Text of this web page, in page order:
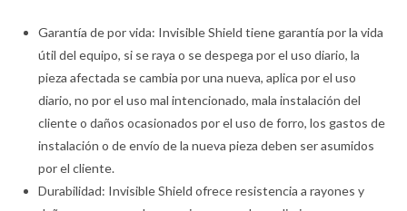
Garantía de por vida: Invisible Shield tiene garantía por la vida
útil del equipo, si se raya o se despega por el uso diario, la
pieza afectada se cambia por una nueva, aplica por el uso
diario, no por el uso mal intencionado, mala instalación del
cliente o daños ocasionados por el uso de forro, los gastos de
instalación o de envío de la nueva pieza deben ser asumidos
por el cliente.
Durabilidad: Invisible Shield ofrece resistencia a rayones y